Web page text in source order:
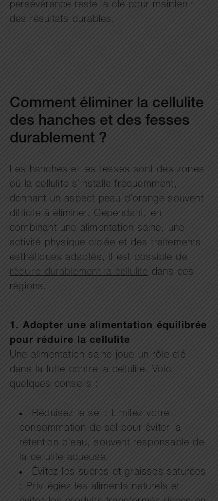
persévérance reste la clé pour maintenir
des résultats durables.
Comment éliminer la cellulite
des hanches et des fesses
durablement ?
Les hanches et les fesses sont des zones
où la cellulite s’installe fréquemment,
donnant un aspect peau d’orange souvent
difficile à éliminer. Cependant, en
combinant une alimentation saine, une
activité physique ciblée et des traitements
esthétiques adaptés, il est possible de
réduire durablement la cellulitedans ces
régions.
1. Adopter une alimentation équilibrée
pour réduire la cellulite
Une alimentation saine joue un rôle clé
dans la lutte contre la cellulite. Voici
quelques conseils :
Réduisez le sel : Limitez votre
consommation de sel pour éviter la
rétention d’eau, souvent responsable de
la cellulite aqueuse.
Évitez les sucres et graisses saturées
: Privilégiez les aliments naturels et